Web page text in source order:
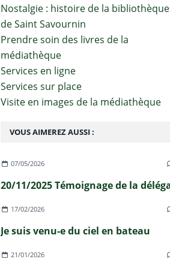
VOUS AIMEREZ AUSSI :
07/05/2026
17/02/2026
Je suis venu-e du ciel en bateau
21/01/2026
Nostalgie : histoire de la bibliothèque
de Saint Savournin
Prendre soin des livres de la
médiathèque
Services en ligne
Services sur place
Visite en images de la médiathèque